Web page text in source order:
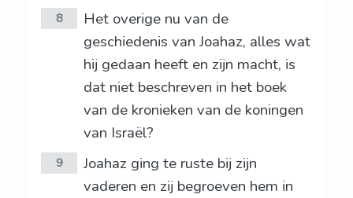
8
Het overige nu van de
geschiedenis van Joahaz, alles wat
hij gedaan heeft en zijn macht, is
dat niet beschreven in het boek
van de kronieken van de koningen
van Israël?
9
Joahaz ging te ruste bij zijn
vaderen en zij begroeven hem in